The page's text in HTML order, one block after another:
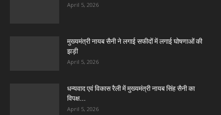
April 5, 2026
मुख्यमंत्री नायब सैनी ने लगाई सफीदों में लगाई घोषणाओं की
झड़ी
April 5, 2026
धन्यवाद एवं विकास रैली में मुख्यमंत्री नायब सिंह सैनी का
विपक्ष...
April 5, 2026